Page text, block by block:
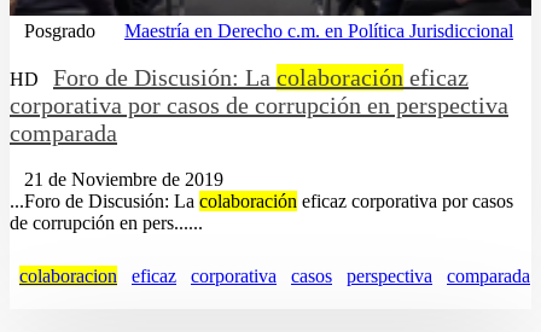
Posgrado Maestría en Derecho c.m. en Política Jurisdiccional
HD Foro de Discusión: La colaboración eficaz
corporativa por casos de corrupción en perspectiva
comparada
21 de Noviembre de 2019
...Foro de Discusión: La colaboración eficaz corporativa por casos
de corrupción en pers......
colaboracion eficaz corporativa casos perspectiva comparada